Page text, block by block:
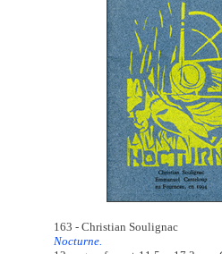
163 - Christian Soulignac
Nocturne.